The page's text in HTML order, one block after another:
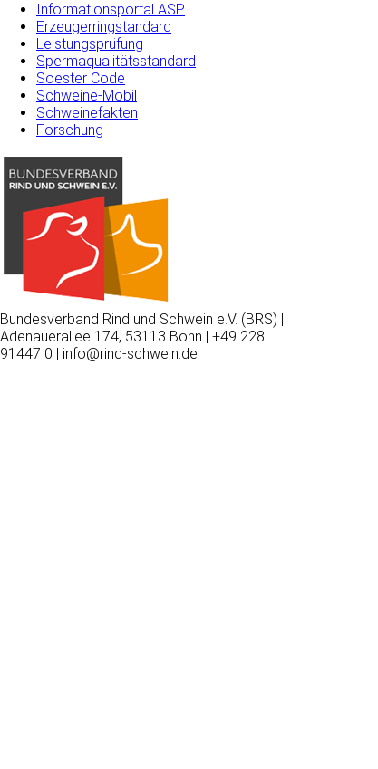
Informationsportal ASP
Erzeugerringstandard
Leistungsprüfung
Spermaqualitätsstandard
Soester Code
Schweine-Mobil
Schweinefakten
Forschung
Bundesverband Rind und Schwein e.V. (BRS) |
Adenauerallee 174, 53113 Bonn | +49 228
91447 0 | info@rind-schwein.de